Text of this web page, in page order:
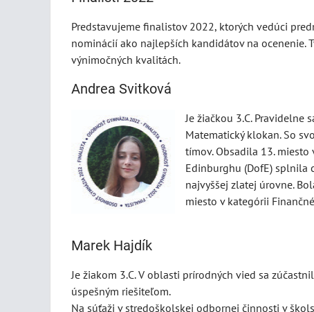
Predstavujeme finalistov 2022, ktorých vedúci
nominácií ako najlepších kandidátov na ocenenie.
výnimočných kvalitách.
Andrea Svitková
Je žiačkou 3.C. Pravidelne
Matematický klokan. So
tímov. Obsadila 13.
Edinburghu (DofE) splnila
najvyššej zlatej úrovne.
miesto v kategórii
Marek Hajdík
Je žiakom 3.C. V oblasti prírodných vied sa
úspešným riešiteľom.
Na súťaži v stredoškolskej odbornej činnosti v